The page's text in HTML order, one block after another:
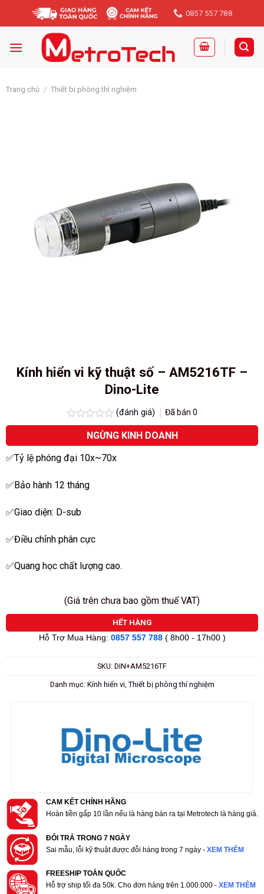
0857 557 788
Trang chủ / Thiết bị phòng thí nghiệm
Kính hiển vi kỹ thuật số – AM5216TF –
Dino-Lite
Được
hạng
0.0
5
(đánh giá) Đã bán0
NGỪNG KINH DOANH
✅Tỷ lệ phóng đại 10x~70x
✅Bảo hành 12 tháng
✅Giao diện: D-sub
✅Điều chỉnh phân cực
✅Quang học chất lượng cao.
(Giá trên chưa bao gồm thuế VAT)
HẾT HÀNG
Hỗ Trợ Mua Hàng: 0857 557 788 ( 8h00 - 17h00 )
SKU: DIN+AM5216TF
Danh mục: Kính hiển vi, Thiết bị phòng thí nghiệm
CAM KẾT CHÍNH HÃNG
Hoàn tiền gấp 10 lần nếu là hàng bán ra tại Metrotech là hàng giả.
ĐỔI TRẢ TRONG 7 NGÀY
Sai mẫu, lỗi kỹ thuật được đỗi hàng trong 7 ngày - XEM THÊM
FREESHIP TOÀN QUỐC
Hỗ trợ ship tối đa 50k. Cho đơn hàng trên 1.000.000 - XEM THÊM